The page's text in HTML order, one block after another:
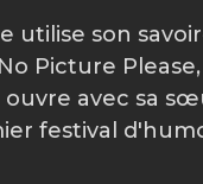
utilise son
Picture
avec sa
festival